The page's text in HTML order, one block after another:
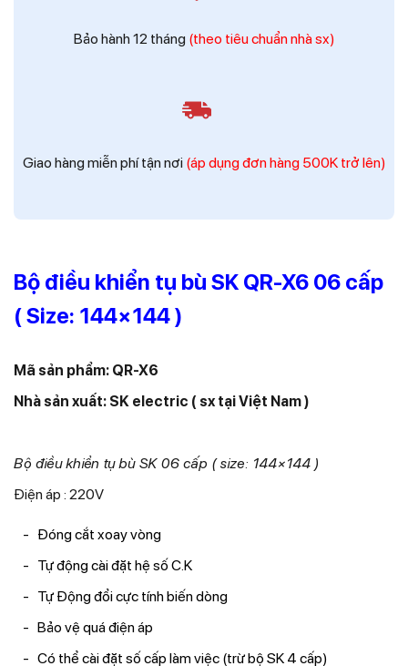
Bảo hành 12 tháng (theo tiêu chuẩn nhà sx)
Giao hàng miễn phí tận nơi (áp dụng đơn hàng 500K trở lên)
Bộ điều khiển tụ bù SK QR-X6 06 cấp
( Size: 144×144 )
Mã sản phẩm: QR-X6
Nhà sản xuất: SK electric ( sx tại Việt Nam )
Bộ điều khiển tụ bù SK 06 cấp ( size: 144×144 )
Điện áp : 220V
Đóng cắt xoay vòng
Tự động cài đặt hệ số C.K
Tự Động đổi cực tính biến dòng
Bảo vệ quá điện áp
Có thể cài đặt số cấp làm việc (trừ bộ SK 4 cấp)